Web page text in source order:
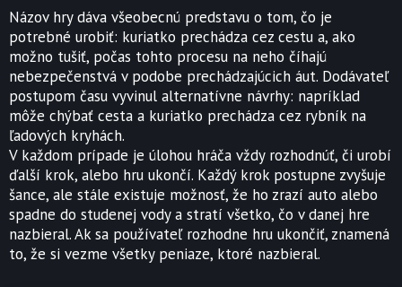
Názov hry dáva všeobecnú predstavu o tom, čo je
potrebné urobiť: kuriatko prechádza cez cestu a, ako
možno tušiť, počas tohto procesu na neho číhajú
nebezpečenstvá v podobe prechádzajúcich áut. Dodávateľ
postupom času vyvinul alternatívne návrhy: napríklad
môže chýbať cesta a kuriatko prechádza cez rybník na
ľadových kryhách.
V každom prípade je úlohou hráča vždy rozhodnúť, či urobí
ďalší krok, alebo hru ukončí. Každý krok postupne zvyšuje
šance, ale stále existuje možnosť, že ho zrazí auto alebo
spadne do studenej vody a stratí všetko, čo v danej hre
nazbieral. Ak sa používateľ rozhodne hru ukončiť, znamená
to, že si vezme všetky peniaze, ktoré nazbieral.